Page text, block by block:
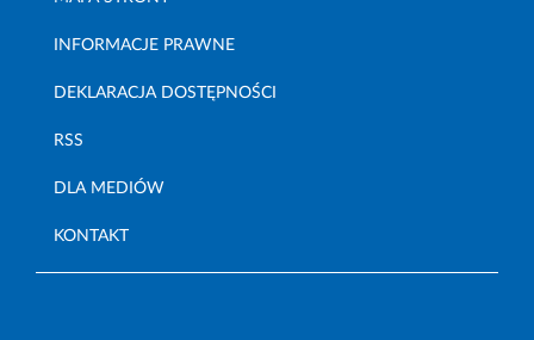
INFORMACJE PRAWNE
DEKLARACJA DOSTĘPNOŚCI
RSS
DLA MEDIÓW
KONTAKT